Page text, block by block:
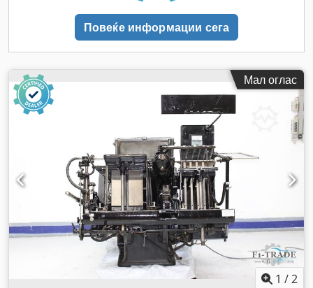
Повеќе информации сега
Мал оглас
1 /2